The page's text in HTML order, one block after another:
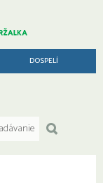
DOSPELÍ